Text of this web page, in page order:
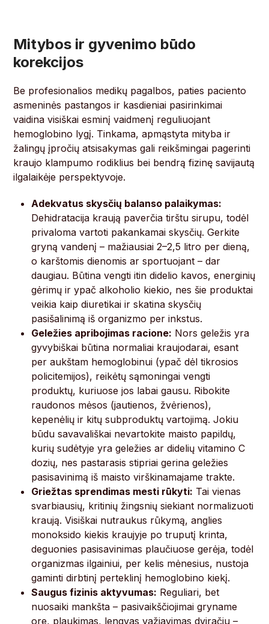
Mitybos ir gyvenimo būdo
korekcijos
Be profesionalios medikų pagalbos, paties paciento
asmeninės pastangos ir kasdieniai pasirinkimai
vaidina visiškai esminį vaidmenį reguliuojant
hemoglobino lygį. Tinkama, apmąstyta mityba ir
žalingų įpročių atsisakymas gali reikšmingai pagerinti
kraujo klampumo rodiklius bei bendrą fizinę savijautą
ilgalaikėje perspektyvoje.
Adekvatus skysčių balanso palaikymas:
Dehidratacija kraują paverčia tirštu sirupu, todėl
privaloma vartoti pakankamai skysčių. Gerkite
gryną vandenį – mažiausiai 2–2,5 litro per dieną,
o karštomis dienomis ar sportuojant – dar
daugiau. Būtina vengti itin didelio kavos, energinių
gėrimų ir ypač alkoholio kiekio, nes šie produktai
veikia kaip diuretikai ir skatina skysčių
pasišalinimą iš organizmo per inkstus.
Geležies apribojimas racione: Nors geležis yra
gyvybiškai būtina normaliai kraujodarai, esant
per aukštam hemoglobinui (ypač dėl tikrosios
policitemijos), reikėtų sąmoningai vengti
produktų, kuriuose jos labai gausu. Ribokite
raudonos mėsos (jautienos, žvėrienos),
kepenėlių ir kitų subproduktų vartojimą. Jokiu
būdu savavališkai nevartokite maisto papildų,
kurių sudėtyje yra geležies ar didelių vitamino C
dozių, nes pastarasis stipriai gerina geležies
pasisavinimą iš maisto virškinamajame trakte.
Griežtas sprendimas mesti rūkyti: Tai vienas
svarbiausių, kritinių žingsnių siekiant normalizuoti
kraują. Visiškai nutraukus rūkymą, anglies
monoksido kiekis kraujyje po truputį krinta,
deguonies pasisavinimas plaučiuose gerėja, todėl
organizmas ilgainiui, per kelis mėnesius, nustoja
gaminti dirbtinį perteklinį hemoglobino kiekį.
Saugus fizinis aktyvumas: Reguliari, bet
nuosaiki mankšta – pasivaikščiojimai gryname
ore, plaukimas, lengvas važiavimas dviračiu –